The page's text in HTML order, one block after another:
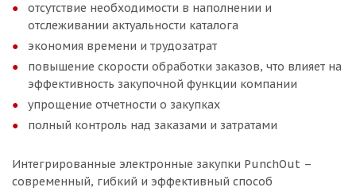
отсутствие необходимости в наполнении и
отслеживании актуальности каталога
экономия времени и трудозатрат
повышение скорости обработки заказов, что влияет на
эффективность закупочной функции компании
упрощение отчетности о закупках
полный контроль над заказами и затратами
Интегрированные электронные закупки PunchOut –
современный, гибкий и эффективный способ